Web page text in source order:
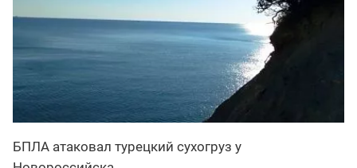
БПЛА атаковал турецкий сухогруз у